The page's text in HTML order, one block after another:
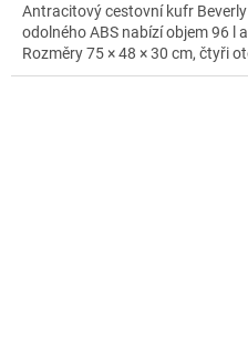
Antracitový cestovní kufr
odolného ABS nabízí objem 96 l
Rozměry 75 × 48 × 30 cm, čtyři